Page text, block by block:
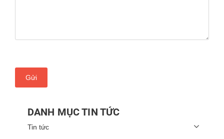
Gửi
DANH MỤC TIN TỨC
Tin tức